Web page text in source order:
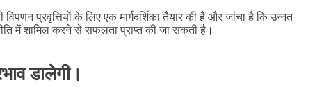
प्रवृत्तियों के लिए एक मार्गदर्शिका तैयार की है और जांचा है कि उन्नत
में शामिल करने से सफलता प्राप्त की जा सकती है।
डालेगी।